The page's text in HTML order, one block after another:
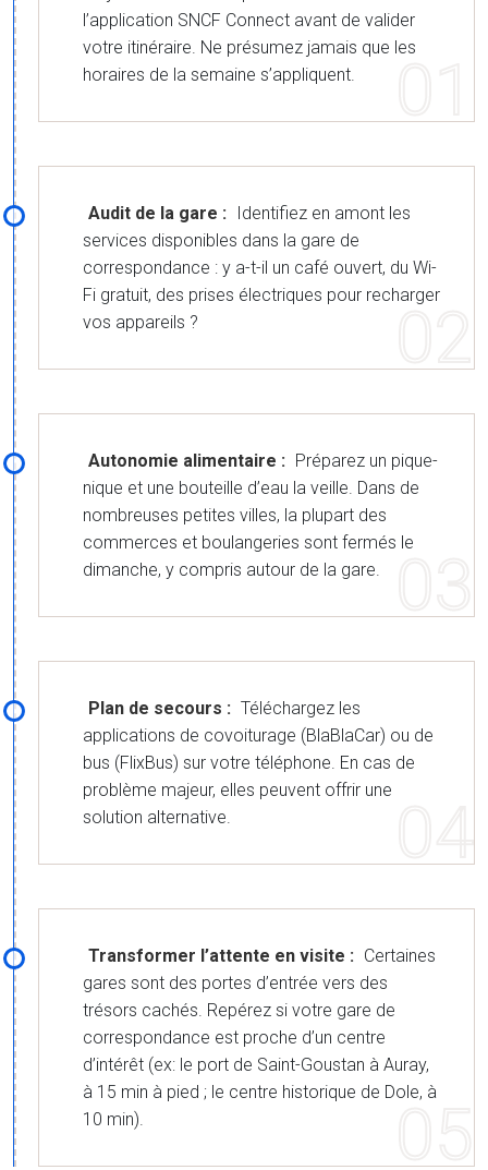
l’application SNCF Connect avant de valider
votre itinéraire. Ne présumez jamais que les
horaires de la semaine s’appliquent.
Audit de la gare :
Identifiez en amont les
services disponibles dans la gare de
correspondance : y a-t-il un café ouvert, du Wi-
Fi gratuit, des prises électriques pour recharger
vos appareils ?
Autonomie alimentaire : Préparez un pique-
nique et une bouteille d’eau la veille. Dans de
nombreuses petites villes, la plupart des
commerces et boulangeries sont fermés le
dimanche, y compris autour de la gare.
Plan de secours : Téléchargez les
applications de covoiturage (BlaBlaCar) ou de
bus (FlixBus) sur votre téléphone. En cas de
problème majeur, elles peuvent offrir une
solution alternative.
Transformer l’attente en visite : Certaines
gares sont des portes d’entrée vers des
trésors cachés. Repérez si votre gare de
correspondance est proche d’un centre
d’intérêt (ex: le port de Saint-Goustan à Auray,
à 15 min à pied ; le centre historique de Dole, à
10 min).